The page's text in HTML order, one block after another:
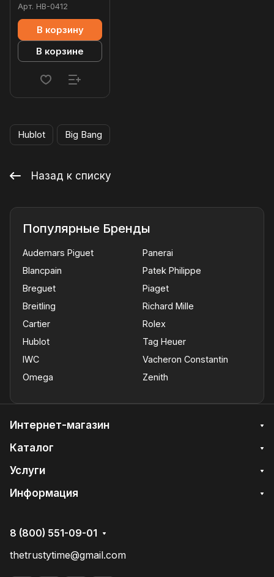
Арт. HB-0412
В корзину
В корзине
Hublot Big Bang
Назад к списку
Популярные Бренды
Audemars Piguet
Blancpain
Breguet
Breitling
Cartier
Hublot
IWC
Omega
Panerai
Patek Philippe
Piaget
Richard Mille
Rolex
Tag Heuer
Vacheron Constantin
Zenith
Интернет-магазин
Каталог
Услуги
Информация
8 (800) 551-09-01
thetrustytime@gmail.com